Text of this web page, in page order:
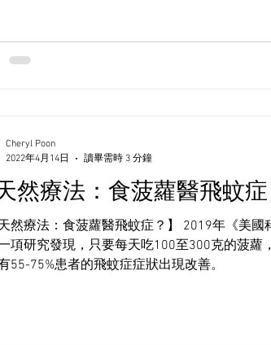
詢？ 眼睛是靈魂之窗，卻也是最容易被忽略
多人只有在視力明顯下降或眼睛出現不適時
，可能導致永久性視力損害。還有小朋友有弱
，自己通常不會知道也不會表達，但早期發現
視力。 所以，定期和及時的眼睛檢查，是保護眼
一步。尤其是家中有小朋友或長者，更要注意
力變化，及早發現問題。 Eye-level view of an
vision testing 什麼時候是眼睛檢查的合適
會問：「我眼睛偶爾乾澀，還需
然療法：食菠蘿醫飛蚊症
天然療法：食菠蘿醫飛蚊症？】 2019年《美國
項研究發現，只要每天吃100至300克的菠蘿
55-75%患者的飛蚊症症狀出現改善。
Cheryl Poon
2022年4月14日
讀畢需時 3 分鐘